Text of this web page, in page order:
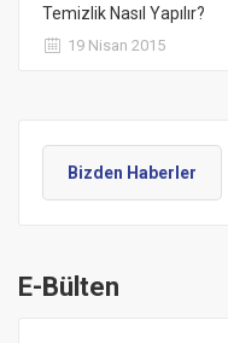
Temizlik Nasıl Yapılır?
19 Nisan 2015
Bizden Haberler
E-Bülten